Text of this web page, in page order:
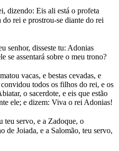
dizendo: Eis ali está o profeta
do rei e prostrou-se diante do rei
senhor, disseste tu: Adonias
se assentará sobre o meu trono?
vacas, e bestas cevadas, e
todos os filhos do rei, e os
o sacerdote, e eis que estão
ele; e dizem: Viva o rei Adonias!
teu servo, e a Zadoque, o
de Joiada, e a Salomão, teu servo,